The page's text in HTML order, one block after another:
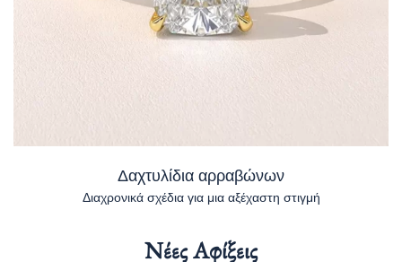
Δαχτυλίδια αρραβώνων
Διαχρονικά σχέδια για μια αξέχαστη στιγμή
Νέες Αφίξεις